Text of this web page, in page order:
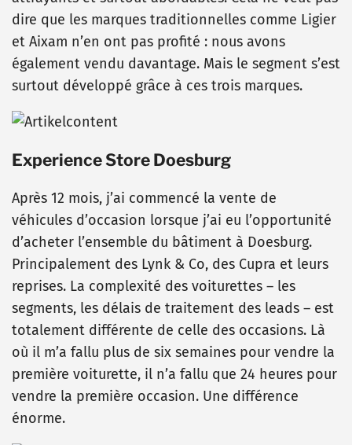
dire que les marques traditionnelles comme Ligier
et Aixam n’en ont pas profité : nous avons
également vendu davantage. Mais le segment s’est
surtout développé grâce à ces trois marques.
Experience Store Doesburg
Après 12 mois, j’ai commencé la vente de
véhicules d’occasion lorsque j’ai eu l’opportunité
d’acheter l’ensemble du bâtiment à Doesburg.
Principalement des Lynk & Co, des Cupra et leurs
reprises. La complexité des voiturettes – les
segments, les délais de traitement des leads – est
totalement différente de celle des occasions. Là
où il m’a fallu plus de six semaines pour vendre la
première voiturette, il n’a fallu que 24 heures pour
vendre la première occasion. Une différence
énorme.